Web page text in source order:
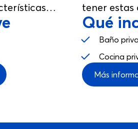
ha sido
la disfrutes,
tener
incluidas.
diseñada
espacios
Qué
Baño
Cocina
Más